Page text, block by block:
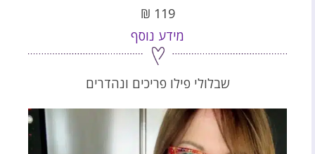
119
₪
מידע נוסף
שבלולי פילו פריכים ונהדרים